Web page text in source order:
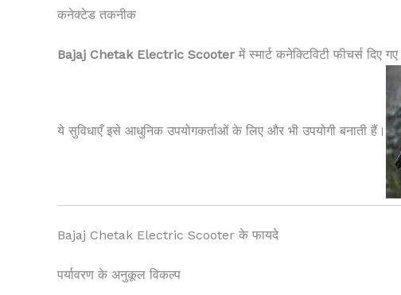
कनेक्टेड तकनीक
Bajaj Chetak Electric Scooter में स्मार्ट कनेक्टिविटी फीचर्स दिए
ये सुविधाएँ इसे आधुनिक उपयोगकर्ताओं के लिए और भी उपयोगी बनाती हैं।
Bajaj Chetak Electric Scooter के फायदे
पर्यावरण के अनुकूल विकल्प